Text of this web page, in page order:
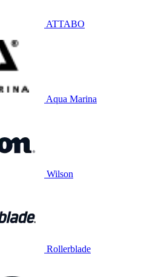
ATTABO
Aqua Marina
Wilson
Rollerblade